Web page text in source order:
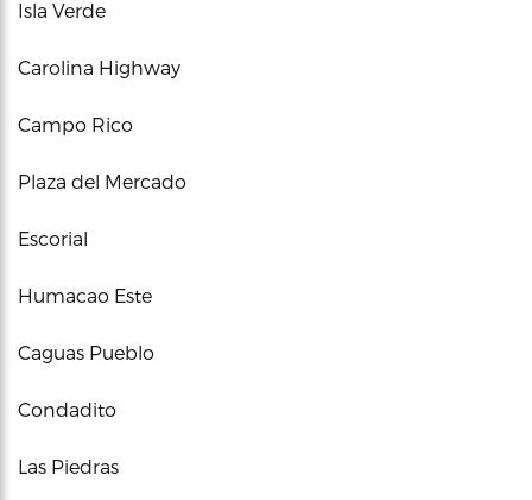
Isla Verde
Carolina Highway
Campo Rico
Plaza del Mercado
Escorial
Humacao Este
Caguas Pueblo
Condadito
Las Piedras